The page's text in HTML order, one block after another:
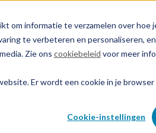
om informatie te verzamelen over hoe
te verbeteren en personaliseren,
Zie ons cookiebeleid voor meer
Er wordt een cookie in je
Cookie-instellingen
Contact opnemen